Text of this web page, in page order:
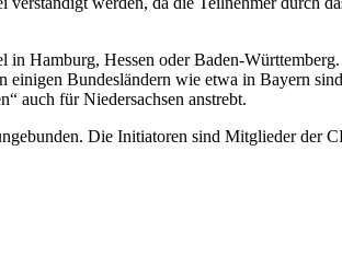
Hamburg, Hessen oder Baden-
Bundesländern wie etwa in Bayern
auch für Niedersachsen anstrebt.
Die Initiatoren sind Mitglieder der